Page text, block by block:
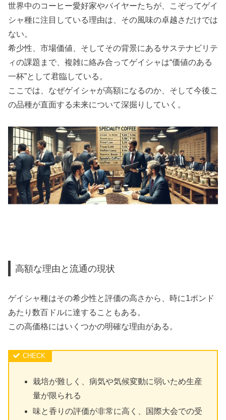
世界中のコーヒー愛好家やバイヤーたちが、こぞってゲイ
シャ種に注目している理由は、その風味の卓越さだけでは
ない。
希少性、市場価値、そしてその背景にあるサステナビリテ
ィの課題まで、複雑に絡み合ってゲイシャは“価値のある
一杯”として君臨している。
ここでは、なぜゲイシャが高額になるのか、そして今後こ
の品種が直面する未来について深掘りしていく。
高額な理由と流通の現状
ゲイシャ種はその希少性と評価の高さから、時に1ポンド
あたり数百ドルに達することもある。
この高価格にはいくつかの明確な理由がある。
栽培が難しく、病気や気候変動に弱いため生産
量が限られる
味と香りの評価が非常に高く、国際大会での受